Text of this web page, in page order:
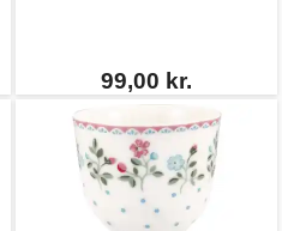
99,00 kr.